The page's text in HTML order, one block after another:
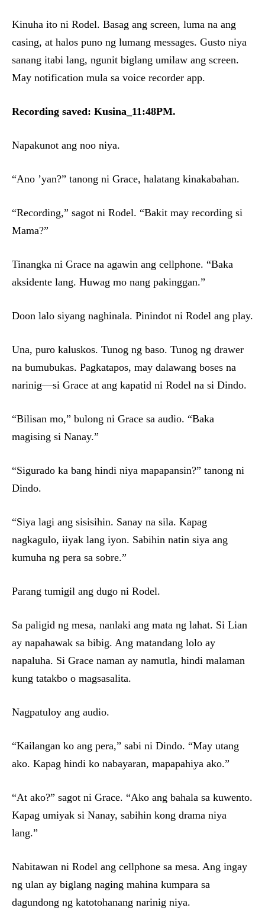
Kinuha ito ni Rodel. Basag ang screen, luma na ang
casing, at halos puno ng lumang messages. Gusto niya
sanang itabi lang, ngunit biglang umilaw ang screen.
May notification mula sa voice recorder app.
Recording saved: Kusina_11:48PM.
Napakunot ang noo niya.
“Ano ’yan?” tanong ni Grace, halatang kinakabahan.
“Recording,” sagot ni Rodel. “Bakit may recording si
Mama?”
Tinangka ni Grace na agawin ang cellphone. “Baka
aksidente lang. Huwag mo nang pakinggan.”
Doon lalo siyang naghinala. Pinindot ni Rodel ang play.
Una, puro kaluskos. Tunog ng baso. Tunog ng drawer
na bumubukas. Pagkatapos, may dalawang boses na
narinig—si Grace at ang kapatid ni Rodel na si Dindo.
“Bilisan mo,” bulong ni Grace sa audio. “Baka
magising si Nanay.”
“Sigurado ka bang hindi niya mapapansin?” tanong ni
Dindo.
“Siya lagi ang sisisihin. Sanay na sila. Kapag
nagkagulo, iiyak lang iyon. Sabihin natin siya ang
kumuha ng pera sa sobre.”
Parang tumigil ang dugo ni Rodel.
Sa paligid ng mesa, nanlaki ang mata ng lahat. Si Lian
ay napahawak sa bibig. Ang matandang lolo ay
napaluha. Si Grace naman ay namutla, hindi malaman
kung tatakbo o magsasalita.
Nagpatuloy ang audio.
“Kailangan ko ang pera,” sabi ni Dindo. “May utang
ako. Kapag hindi ko nabayaran, mapapahiya ako.”
“At ako?” sagot ni Grace. “Ako ang bahala sa kuwento.
Kapag umiyak si Nanay, sabihin kong drama niya
lang.”
Nabitawan ni Rodel ang cellphone sa mesa. Ang ingay
ng ulan ay biglang naging mahina kumpara sa
dagundong ng katotohanang narinig niya.